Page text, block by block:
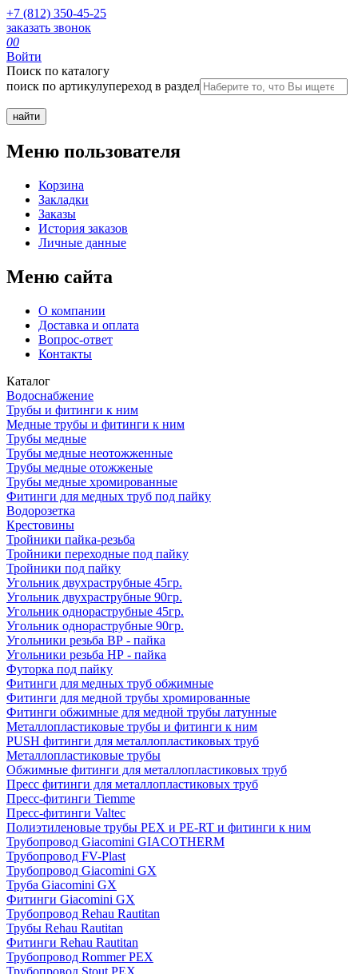
+7 (812) 350-45-25
заказать звонок
00
Войти
Поиск по каталогу
поиск по артикулупереход в раздел
Меню пользователя
Корзина
Закладки
Заказы
История заказов
Личные данные
Меню сайта
О компании
Доставка и оплата
Вопрос-ответ
Контакты
Каталог
Водоснабжение
Трубы и фитинги к ним
Медные трубы и фитинги к ним
Трубы медные
Трубы медные неотожженные
Трубы медные отожженые
Трубы медные хромированные
Фитинги для медных труб под пайку
Водорозетка
Крестовины
Тройники пайка-резьба
Тройники переходные под пайку
Тройники под пайку
Угольник двухраструбные 45гр.
Угольник двухраструбные 90гр.
Угольник однораструбные 45гр.
Угольник однораструбные 90гр.
Угольники резьба ВР - пайка
Угольники резьба НР - пайка
Футорка под пайку
Фитинги для медных труб обжимные
Фитинги для медной трубы хромированные
Фитинги обжимные для медной трубы латунные
Металлопластиковые трубы и фитинги к ним
PUSH фитинги для металлопластиковых труб
Металлопластиковые трубы
Обжимные фитинги для металлопластиковых труб
Пресс фитинги для металлопластиковых труб
Пресс-фитинги Tiemme
Пресс-фитинги Valtec
Полиэтиленовые трубы PEX и PE-RT и фитинги к ним
Трубопровод Giacomini GIACOTHERM
Трубопровод FV-Plast
Трубопровод Giacomini GX
Труба Giacomini GX
Фитинги Giacomini GX
Трубопровод Rehau Rautitan
Трубы Rehau Rautitan
Фитинги Rehau Rautitan
Трубопровод Rommer PEX
Трубопровод Stout PEX